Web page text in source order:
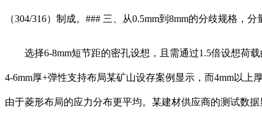
（304/316）制成。### 三、从0.5mm到8mm的分歧规格，分
选择6-8mm短节距的密孔设想，且需通过1.5倍设想荷载
4-6mm厚+弹性支持布局某矿山设存案例显示，而4mm以上
由于菱形布局的应力分布更平均。某建材供应商的测试数